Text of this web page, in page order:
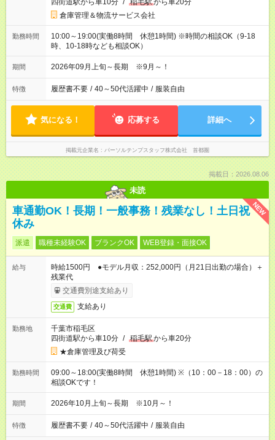
四街道駅から車10分 / 稲毛駅から車20分
倉庫管理＆物流サービス会社
勤務時間
10:00～19:00(実働8時間 休憩1時間) ※時間の相談OK（9-18
時、10-18時なども相談OK）
期間 2026年09月上旬～長期 ※9月～！
特徴 履歴書不要 / 40～50代活躍中 / 服装自由
気になる！ 応募する 詳細へ
掲載元企業名 パーソルテンプスタッフ株式会社 首都圏
掲載日：2026.08.06
未読
NEW
車通勤OK！長期！一般事務！残業なし！土日祝
休み
派遣 職種未経験OK ブランクOK WEB登録・面接OK
給与
時給1500円 ●モデル月収：252,000円（月21日出勤の場合）＋
残業代
交通費別途支給あり
交通費 支給あり
勤務地
千葉市稲毛区
四街道駅から車10分 / 稲毛駅から車20分
★倉庫管理及び荷受
勤務時間
09:00～18:00(実働8時間 休憩1時間) ※（10：00－18：00）の
相談OKです！
期間 2026年10月上旬～長期 ※10月～！
特徴 履歴書不要 / 40～50代活躍中 / 服装自由